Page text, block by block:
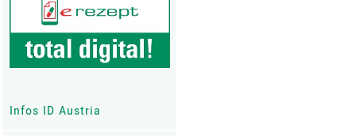
Infos ID Austria